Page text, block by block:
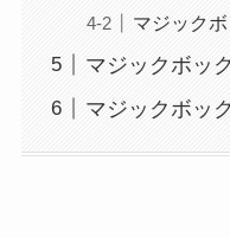
マジック
マジックボッ
マジックボッ